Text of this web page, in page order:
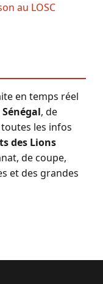
au LOSC
en temps réel
Sénégal, de
les infos
des Lions
de coupe,
et des grandes